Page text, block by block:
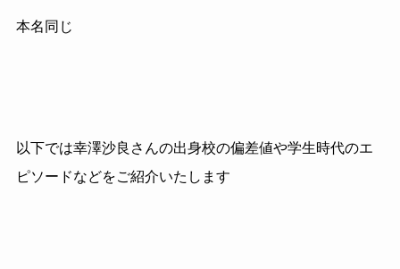
本名同じ
以下では幸澤沙良さんの出身校の偏差値や学生時代のエ
ピソードなどをご紹介いたします